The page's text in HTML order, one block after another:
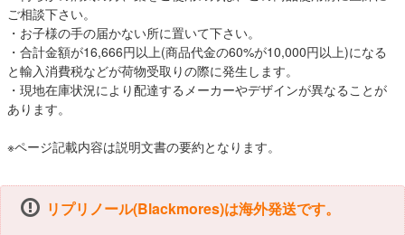
ご相談下さい。
・お子様の手の届かない所に置いて下さい。
・合計金額が16,666円以上(商品代金の60%が10,000円以上)になる
と輸入消費税などが荷物受取りの際に発生します。
・現地在庫状況により配達するメーカーやデザインが異なることが
あります。
※ページ記載内容は説明文書の要約となります。
リプリノール(Blackmores)は海外発送です。